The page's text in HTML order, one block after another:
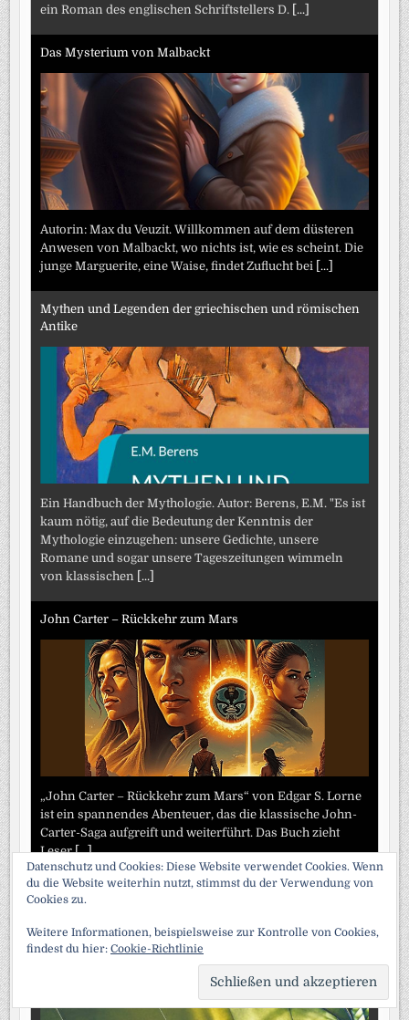
ein Roman des englischen Schriftstellers D. [...]
Das Mysterium von Malbackt
Autorin: Max du Veuzit. Willkommen auf dem düsteren
Anwesen von Malbackt, wo nichts ist, wie es scheint. Die
junge Marguerite, eine Waise, findet Zuflucht bei [...]
Mythen und Legenden der griechischen und römischen
Antike
Ein Handbuch der Mythologie. Autor: Berens, E.M. "Es ist
kaum nötig, auf die Bedeutung der Kenntnis der
Mythologie einzugehen: unsere Gedichte, unsere
Romane und sogar unsere Tageszeitungen wimmeln
von klassischen [...]
John Carter – Rückkehr zum Mars
„John Carter – Rückkehr zum Mars“ von Edgar S. Lorne
ist ein spannendes Abenteuer, das die klassische John-
Carter-Saga aufgreift und weiterführt. Das Buch zieht
Leser[...]
Eine Reise zum Arcturus
Datenschutz und Cookies: Diese Website verwendet Cookies. Wenn
du die Website weiterhin nutzt, stimmst du der Verwendung von
Cookies zu.
Weitere Informationen, beispielsweise zur Kontrolle von Cookies,
findest du hier: Cookie-Richtlinie
TO
TOP